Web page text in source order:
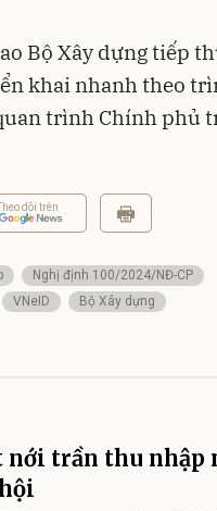
Bộ Xây dựng tiếp
khai nhanh theo
trình Chính phủ
Theo dõi trên
Nghị định 100/2024/NĐ-CP
VNeID
Bộ Xây dựng
nới trần thu nhập